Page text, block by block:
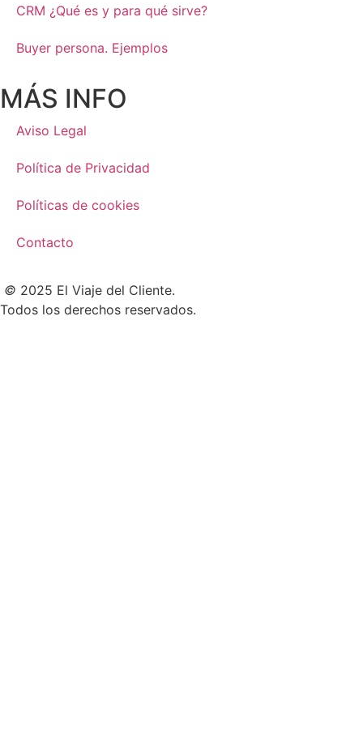
CRM ¿Qué es y para qué sirve?
Buyer persona. Ejemplos
MÁS INFO
Aviso Legal
Política de Privacidad
Políticas de cookies
Contacto
© 2025 El Viaje del Cliente.
Todos los derechos reservados.